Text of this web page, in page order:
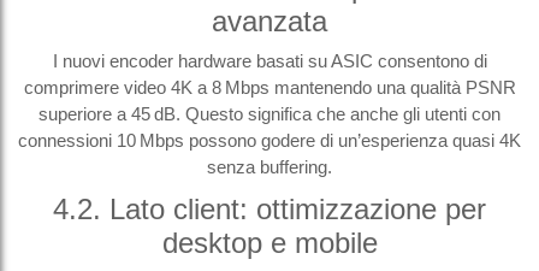
avanzata
I nuovi encoder hardware basati su ASIC consentono di
comprimere video 4K a 8 Mbps mantenendo una qualità PSNR
superiore a 45 dB. Questo significa che anche gli utenti con
connessioni 10 Mbps possono godere di un’esperienza quasi 4K
senza buffering.
4.2. Lato client: ottimizzazione per
desktop e mobile